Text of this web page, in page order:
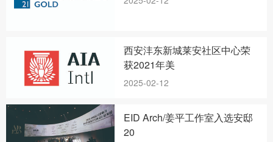
西安沣东新城莱安社区中心荣
获2021年美
2025-02-12
EID Arch/姜平工作室入选安邸
20